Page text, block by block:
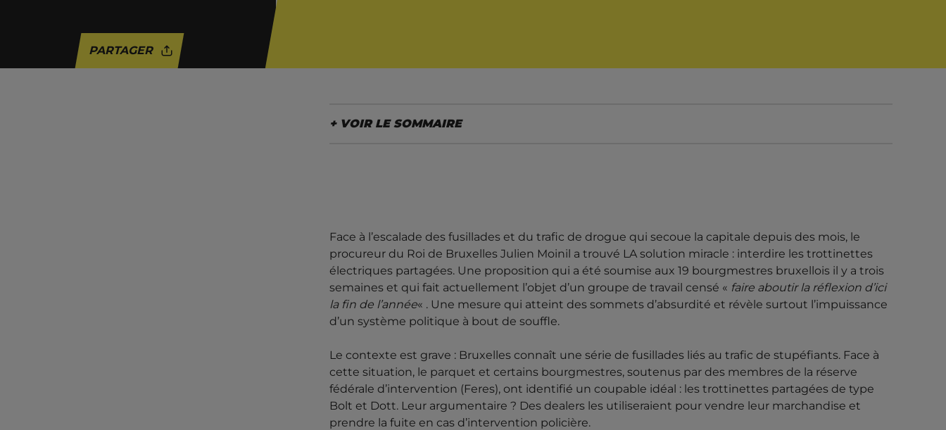
ABSURDITÉ CONTRE LES
QUARTIERS POPULAIRES
ACTUALITÉ BELGIQUE
06 DÉCEMBRE 2025 -Face à l'escalade des fusillades et du trafic de drogue qui secoue la capitale
interdire les trottinettes électriques partagées. Une proposition qui a été soumise aux 19
bourgmestres bruxellois il y a trois...
PARTAGER
LE SOMMAIRE
Face à l’escalade des fusillades et du trafic de drogue qui secoue la capitale depuis des mois, le
procureur du Roi de Bruxelles Julien Moinil a trouvé LA solution miracle : interdire les trottinettes
électriques partagées. Une proposition qui a été soumise aux 19 bourgmestres bruxellois il y a trois
semaines et qui fait actuellement l’objet d’un groupe de travail censé « faire aboutir la réflexion d’ici
la fin de l’année« . Une mesure qui atteint des sommets d’absurdité et révèle surtout l’impuissance
d’un système politique à bout de souffle.
Le contexte est grave : Bruxelles connaît une série de fusillades liés au trafic de stupéfiants. Face à
cette situation, le parquet et certains bourgmestres, soutenus par des membres de la réserve
fédérale d’intervention (Feres), ont identifié un coupable idéal : les trottinettes partagées de type
Bolt et Dott. Leur argumentaire ? Des dealers les utiliseraient pour vendre leur marchandise et
prendre la fuite en cas d’intervention policière.